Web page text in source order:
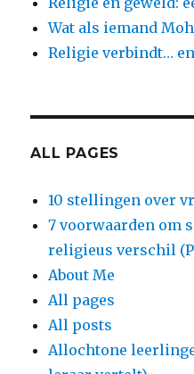
Wat als iemand
Religie verbindt…
ALL PAGES
10 stellingen over
7 voorwaarden om
religieus verschil
About Me
All pages
All posts
Allochtone